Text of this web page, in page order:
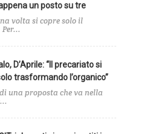
un posto su tre
volta si copre solo il
D’Aprile: “Il precariato si
trasformando l’organico”
una proposta che va nella